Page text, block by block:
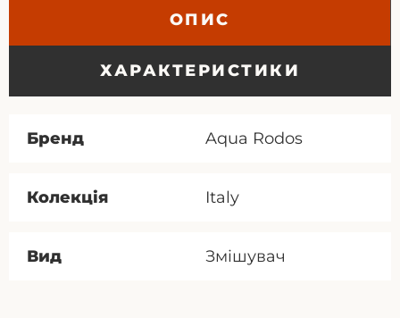
ОПИС
ХАРАКТЕРИСТИКИ
Бренд Aqua Rodos
Колекція Italy
Вид Змішувач